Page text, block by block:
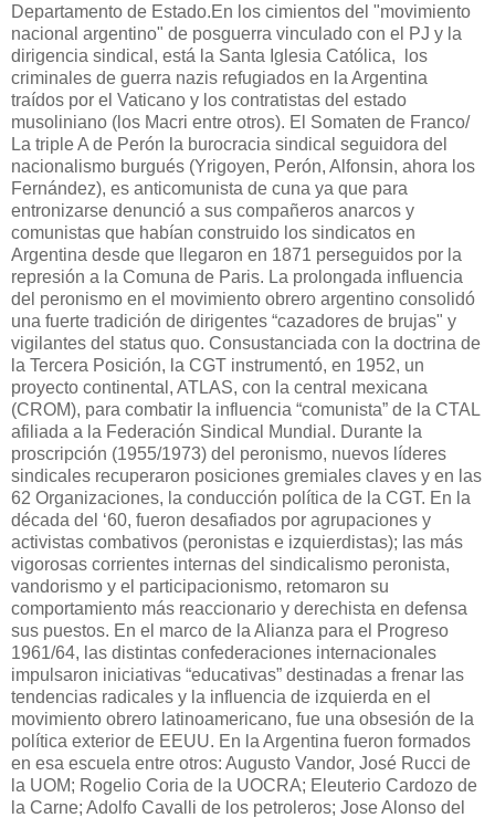
Departamento de Estado.En los cimientos del "movimiento
nacional argentino" de posguerra vinculado con el PJ y la
dirigencia sindical, está la Santa Iglesia Católica, los
criminales de guerra nazis refugiados en la Argentina
traídos por el Vaticano y los contratistas del estado
musoliniano (los Macri entre otros). El Somaten de Franco/
La triple A de Perón la burocracia sindical seguidora del
nacionalismo burgués (Yrigoyen, Perón, Alfonsin, ahora los
Fernández), es anticomunista de cuna ya que para
entronizarse denunció a sus compañeros anarcos y
comunistas que habían construido los sindicatos en
Argentina desde que llegaron en 1871 perseguidos por la
represión a la Comuna de Paris. La prolongada influencia
del peronismo en el movimiento obrero argentino consolidó
una fuerte tradición de dirigentes “cazadores de brujas" y
vigilantes del status quo. Consustanciada con la doctrina de
la Tercera Posición, la CGT instrumentó, en 1952, un
proyecto continental, ATLAS, con la central mexicana
(CROM), para combatir la influencia “comunista” de la CTAL
afiliada a la Federación Sindical Mundial. Durante la
proscripción (1955/1973) del peronismo, nuevos líderes
sindicales recuperaron posiciones gremiales claves y en las
62 Organizaciones, la conducción política de la CGT. En la
década del ‘60, fueron desafiados por agrupaciones y
activistas combativos (peronistas e izquierdistas); las más
vigorosas corrientes internas del sindicalismo peronista,
vandorismo y el participacionismo, retomaron su
comportamiento más reaccionario y derechista en defensa
sus puestos. En el marco de la Alianza para el Progreso
1961/64, las distintas confederaciones internacionales
impulsaron iniciativas “educativas” destinadas a frenar las
tendencias radicales y la influencia de izquierda en el
movimiento obrero latinoamericano, fue una obsesión de la
política exterior de EEUU. En la Argentina fueron formados
en esa escuela entre otros: Augusto Vandor, José Rucci de
la UOM; Rogelio Coria de la UOCRA; Eleuterio Cardozo de
la Carne; Adolfo Cavalli de los petroleros; Jose Alonso del